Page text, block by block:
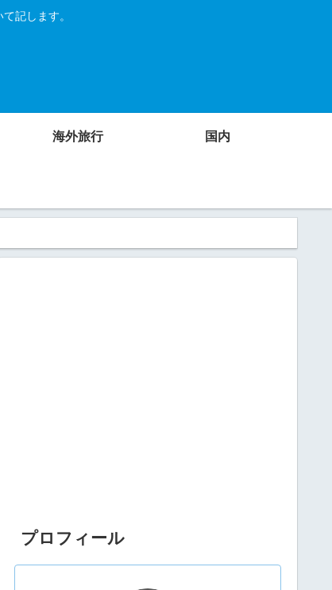
記します。
海外旅行 国内
プロフィール